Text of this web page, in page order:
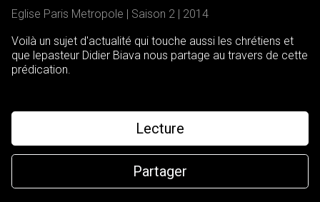
Eglise Paris Metropole | Saison 2 | 2014
Voilà un sujet d'actualité qui touche aussi les chrétiens et
que lepasteur Didier Biava nous partage au travers de cette
prédication.
Lecture
Partager